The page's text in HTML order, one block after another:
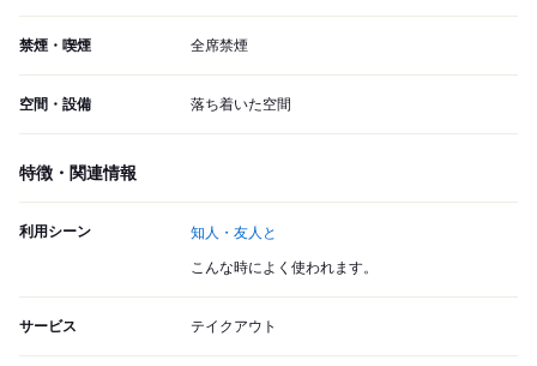
禁煙・喫煙 全席禁煙
空間・設備 落ち着いた空間
特徴・関連情報
利用シーン 知人・友人と
こんな時によく使われます。
サービス テイクアウト